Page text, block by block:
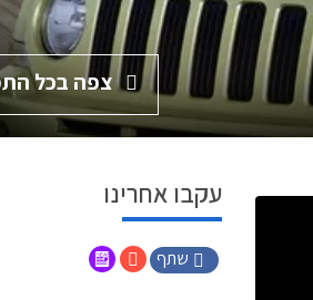
צפה בכל
עקבו אחרינו
שתף